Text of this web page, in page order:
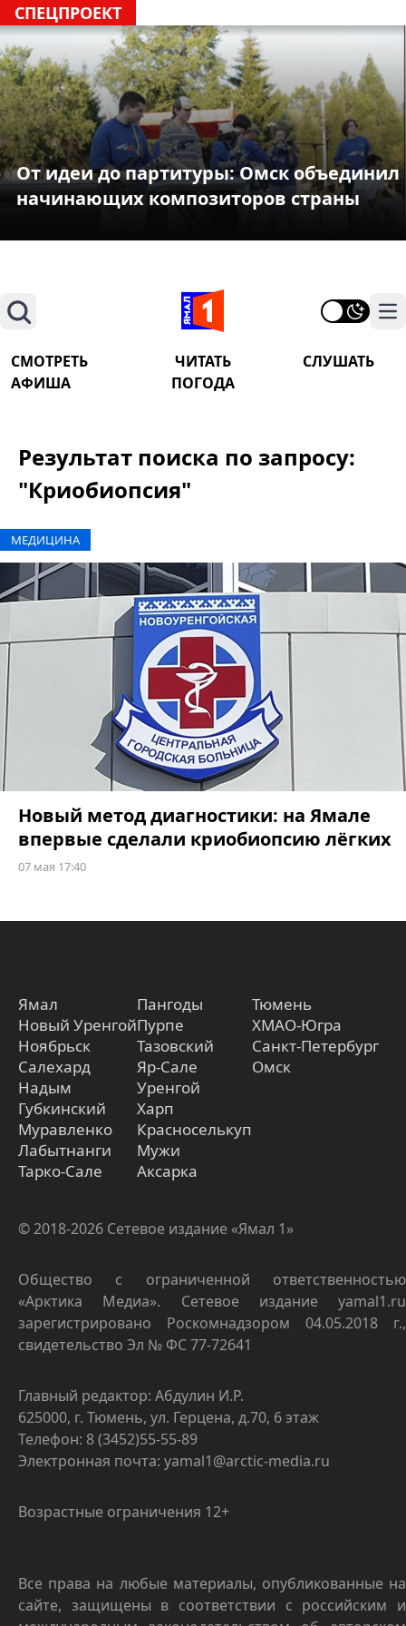
СПЕЦПРОЕКТ
От идеи до партитуры: Омск объединил
начинающих композиторов страны
Поиск
СМОТРЕТЬ ЧИТАТЬ
СЛУШАТЬ
АФИША
ПОГОДА
Результат поиска по запросу:
"Криобиопсия"
МЕДИЦИНА
Новый метод диагностики: на Ямале
впервые сделали криобиопсию лёгких
07 мая 17:40
Ямал
Новый Уренгой
Ноябрьск
Салехард
Надым
Губкинский
Муравленко
Лабытнанги
Тарко-Сале
Пангоды
Пурпе
Тазовский
Яр-Сале
Уренгой
Харп
Красноселькуп
Мужи
Аксарка
Тюмень
ХМАО-Югра
Санкт-Петербург
Омск
© 2018-2026 Сетевое издание «Ямал 1»
Общество с ограниченной ответственностью
«Арктика Медиа». Сетевое издание yamal1.ru
зарегистрировано Роскомнадзором 04.05.2018 г.,
свидетельство Эл № ФС 77-72641
Главный редактор: Абдулин И.Р.
625000, г. Тюмень, ул. Герцена, д.70, 6 этаж
Телефон: 8 (3452)55-55-89
Электронная почта: yamal1@arctic-media.ru
Возрастные ограничения 12+
Все права на любые материалы, опубликованные на
сайте, защищены в соответствии с российским и